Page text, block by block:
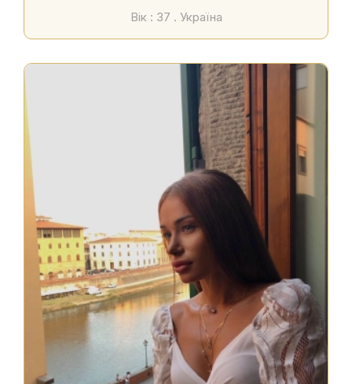
Вік : 37 . Україна